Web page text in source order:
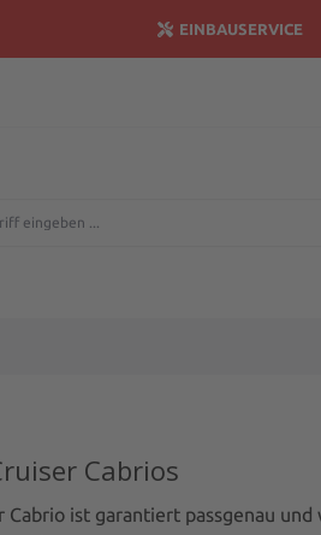
EINBAUSERVICE
Cabrios
ist garantiert passgenau